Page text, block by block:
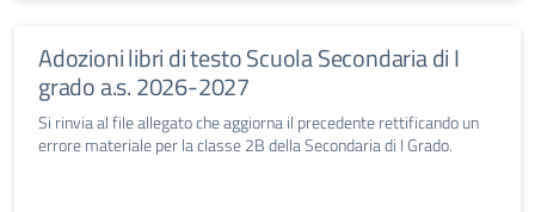
Adozioni libri di testo Scuola Secondaria di I
grado a.s. 2026-2027
Si rinvia al file allegato che aggiorna il precedente rettificando un
errore materiale per la classe 2B della Secondaria di I Grado.